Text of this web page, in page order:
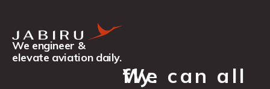
We engineer &
elevate aviation daily.
We can all fly.